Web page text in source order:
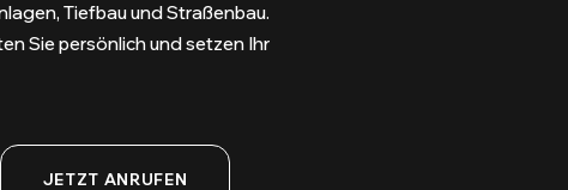
Tiefbau und Straßenbau.
Sie persönlich und setzen Ihr
JETZT ANRUFEN